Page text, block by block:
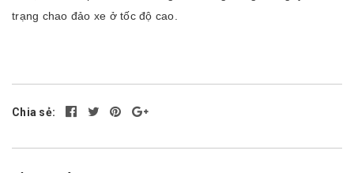
trạng chao đảo xe ở tốc độ cao.
Chia sẻ: